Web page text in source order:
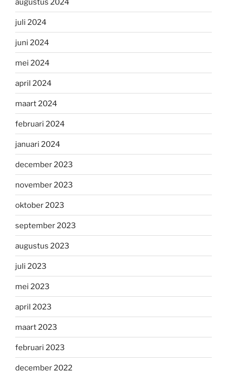
augustus 2024
juli 2024
juni 2024
mei 2024
april 2024
maart 2024
februari 2024
januari 2024
december 2023
november 2023
oktober 2023
september 2023
augustus 2023
juli 2023
mei 2023
april 2023
maart 2023
februari 2023
december 2022